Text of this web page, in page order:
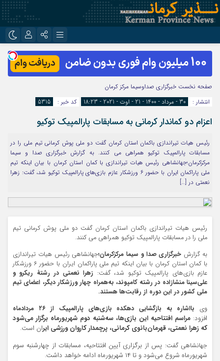
اینستاگرام
تلگرام
نام کاربری یا نشانی ایمیل
رمز عبور
صفحه نخست خبرگزاری صداوسیما مرکز کرمان
انتشار :
30 - مرداد - 1400 - 21 - اوت - 2021 - 18:23 کد خبر : 5315
اعزام دو کماندار کرمانی به مسابقات پارالمپیک توکیو
رئیس هیات تیراندازی باکمان استان کرمان گفت دو ملی پوش کرمانی تیم ملی را در
مسابقات پارالمپیک توکیو همراهی می کنند. به گزارش خبرگزاری صدا و سیما
مرکزکرمان؛جهانشاهی رئیس هیات تیراندازی با کمان استان کرمان با بیان اینکه تیم
ملی پاراکمان ایران با حضور ۶ ورزشکار عازم بازی‌های پارالمپیک توکیو شد، گفت: زهرا
نعمتی در […]
رئیس هیات تیراندازی باکمان استان کرمان گفت دو ملی پوش کرمانی تیم
ملی را در مسابقات پارالمپیک توکیو همراهی می کنند.
به گزارش خبرگزاری صدا و سیما مرکزکرمان؛جهانشاهی رئیس هیات تیراندازی
با کمان استان کرمان با بیان اینکه تیم ملی پاراکمان ایران با حضور ۶ ورزشکار
عازم بازی‌های پارالمپیک توکیو شد، گفت: زهرا نعمتی در رشتۀ ریکرو و
علی‌سینا منشازاده در رشته کامپوند، به‌همراه چهار ورزشکار دیگر، اعضای تیم
ملی کشور در این دوره از رقابت‌ها هستند.
وی بااشاره به بازگشایی دهکده بازی‌های پارالمپیک از ۲۶ مردادماه
افزود: مراسم افتتاحیه این بازی‌ها، سه‌شنبه دوم شهریورماه برگزار می‌شود
که زهرا نعمتی، قهرمان‌بانوی کرمانی، پرچمدار کاروان ورزشی ایران است.
جهانشاهی گفت: پس از برگزاری آیین افتتاحیه، مسابقات از چهارشنبه سوم
شهریورماه شروع می‌شود و تا ۱۴ شهریورماه ادامه خواهد داشت.